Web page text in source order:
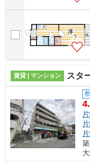
賃貸 | マンション スタ